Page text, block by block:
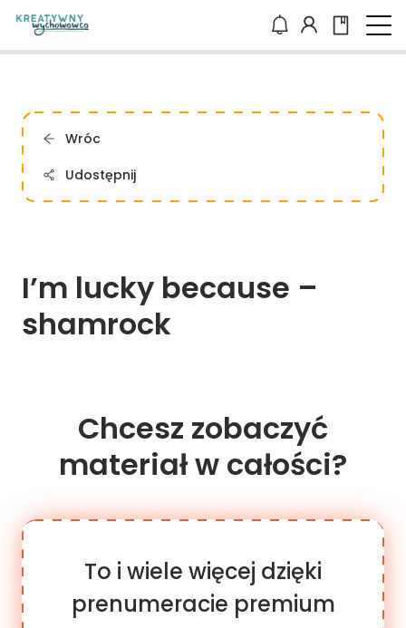
Wróc
Udostępnij
I’m lucky because –
shamrock
Chcesz zobaczyć
materiał w całości?
To i wiele więcej dzięki
prenumeracie premium